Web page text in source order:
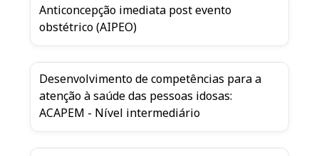
Anticoncepção imediata post evento
obstétrico (AIPEO)
Desenvolvimento de competências para a
atenção à saúde das pessoas idosas:
ACAPEM - Nível intermediário